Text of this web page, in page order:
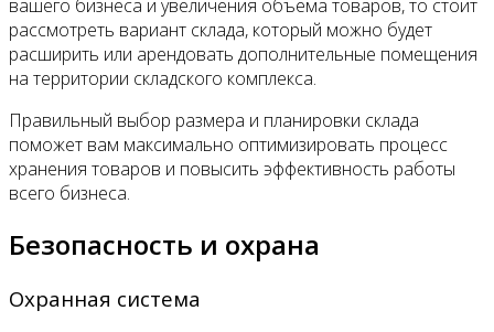
вашего бизнеса и увеличения объема товаров, то стоит
рассмотреть вариант склада, который можно будет
расширить или арендовать дополнительные помещения
на территории складского комплекса.
Правильный выбор размера и планировки склада
поможет вам максимально оптимизировать процесс
хранения товаров и повысить эффективность работы
всего бизнеса.
Безопасность и охрана
Охранная система